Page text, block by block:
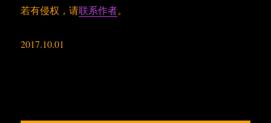
若有侵权，请联系作者。
2017.10.01